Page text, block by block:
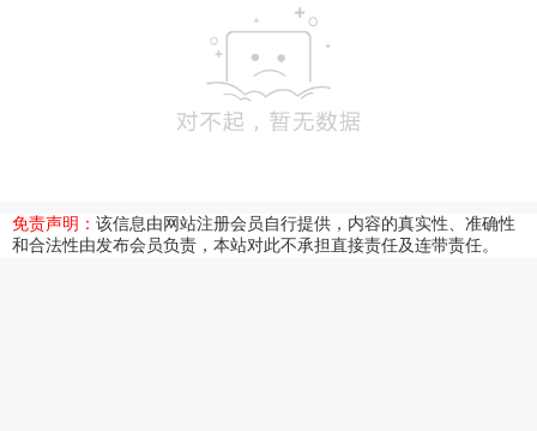
免责声明： 该信息由网站注册会员自行提供，内容的真实性、准确性
和合法性由发布会员负责，本站对此不承担直接责任及连带责任。